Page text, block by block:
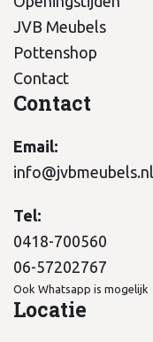
JVB Meubels
Pottenshop
Contact
Contact
Email:
info@jvbmeubels.nl
Tel:
0418-700560
06-57202767
Ook Whatsapp is mogelijk
Locatie